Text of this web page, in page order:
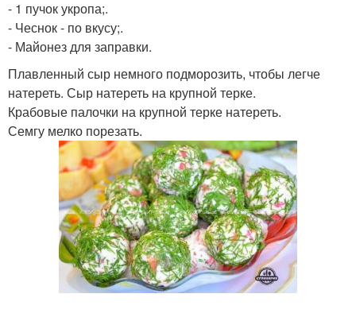
- 1 пучок укропа;.
- Чеснок - по вкусу;.
- Майонез для заправки.
Плавленный сыр немного подморозить, чтобы легче
натереть. Сыр натереть на крупной терке.
Крабовые палочки на крупной терке натереть.
Семгу мелко порезать.